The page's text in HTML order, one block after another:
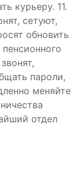
курьеру. 11.
сетуют,
обновить
пароли,
меняйте
отдел